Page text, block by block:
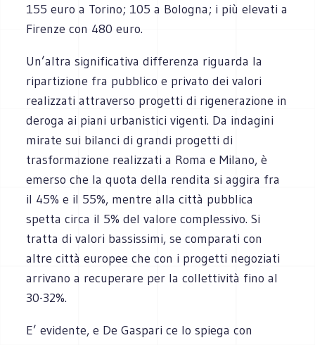
155 euro a Torino; 105 a Bologna; i più elevati a
Firenze con 480 euro.
Un’altra significativa differenza riguarda la
ripartizione fra pubblico e privato dei valori
realizzati attraverso progetti di rigenerazione in
deroga ai piani urbanistici vigenti. Da indagini
mirate sui bilanci di grandi progetti di
trasformazione realizzati a Roma e Milano, è
emerso che la quota della rendita si aggira fra
il 45% e il 55%, mentre alla città pubblica
spetta circa il 5% del valore complessivo. Si
tratta di valori bassissimi, se comparati con
altre città europee che con i progetti negoziati
arrivano a recuperare per la collettività fino al
30-32%.
E’ evidente, e De Gaspari ce lo spiega con